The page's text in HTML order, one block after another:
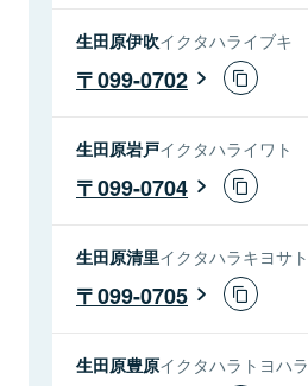
生田原伊吹イクタハライブキ
099-0702
生田原岩戸イクタハライワト
099-0704
生田原清里イクタハラキヨサト
099-0705
生田原豊原イクタハラトヨハラ